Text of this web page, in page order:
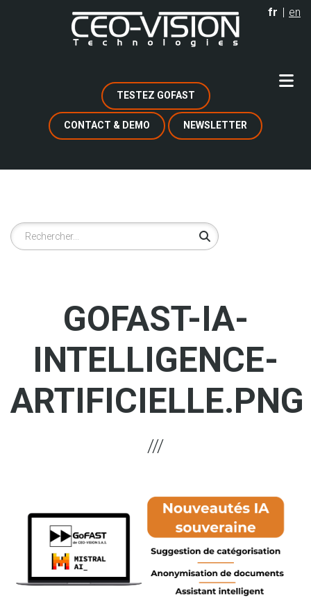
fr en
TESTEZ GOFAST
CONTACT & DEMO NEWSLETTER
Rechercher
GOFAST-IA-
INTELLIGENCE-
ARTIFICIELLE.PNG